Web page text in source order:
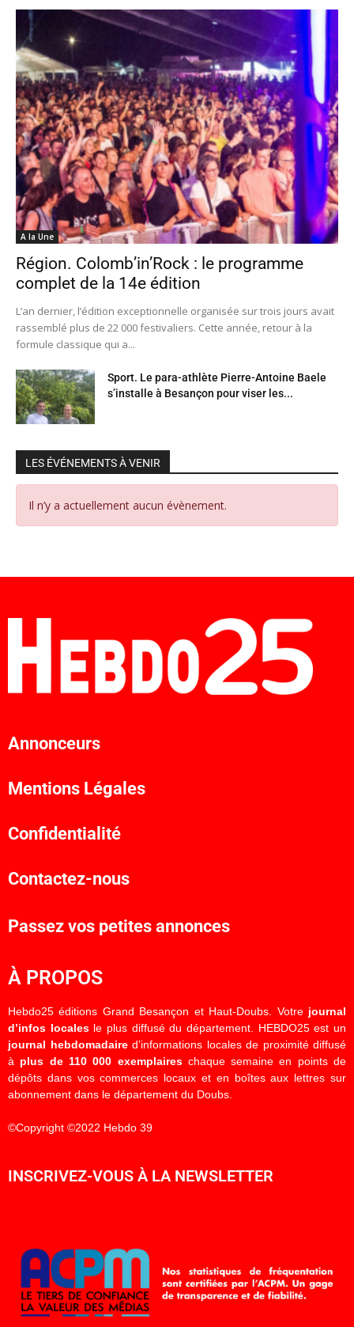
A la Une
Région. Colomb’in’Rock : le programme
complet de la 14e édition
L’an dernier, l’édition exceptionnelle organisée sur trois jours avait
rassemblé plus de 22 000 festivaliers. Cette année, retour à la
formule classique qui a...
Sport. Le para-athlète Pierre-Antoine Baele
s’installe à Besançon pour viser les...
LES ÉVÉNEMENTS À VENIR
Il n’y a actuellement aucun évènement.
Annonceurs
Mentions Légales
Confidentialité
Contactez-nous
Passez vos petites annonces
À PROPOS
Hebdo25 éditions Grand Besançon et Haut-Doubs. Votre journal
d’infos localesle plus diffusé du département. HEBDO25 est un
journal hebdomadaired’informations locales de proximité diffusé
à plus de 110 000 exemplaireschaque semaine en points de
dépôts dans vos commerces locaux et en boîtes aux lettres sur
abonnement dans le département du Doubs.
©Copyright ©2022 Hebdo 39
INSCRIVEZ-VOUS À LA NEWSLETTER